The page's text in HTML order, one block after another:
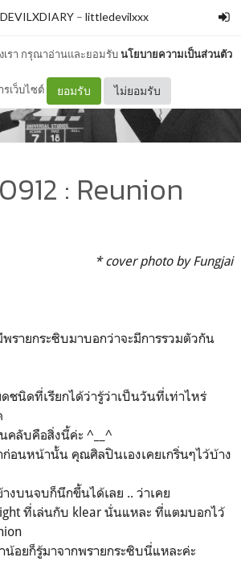
เรา กรุณาอ่านและยอมรับนโยบายความเป็นส่วนตัว
รเว็บไซต์ ยอมรับ ไม่ยอมรับ
– littledevilxxx
: Reunion
* cover photo by Fungjai
พรายกระซิบมาบอกว่าจะมีการรวมตัวกัน
ชนิดที่เรียกได้ว่ารู้ว่าเป็นวันที่เท่าไหร่
คลับคือสิ่งนี้ค่ะ ^__^
อนหน้านั้น คุณศิลปินเองเคยเกริ่นๆไว้บ้าง
งบนจบก็นึกขึ้นได้เลย .. ว่าเคย
ที่เล่นกับ klear นั่นแหละ ที่แตมบอกไว้
อยก็รู้มาจากพรายกระซิบนี่แหละค่ะ